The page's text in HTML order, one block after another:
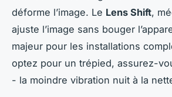
déforme l’image. Le Lens Shift,
ajuste l’image sans bouger
majeur pour les installations
optez pour un trépied, assurez-
- la moindre vibration nuit à la